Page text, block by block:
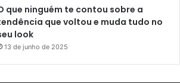
que ninguém te contou sobre a
que voltou e muda tudo no
look
13 de junho de 2025